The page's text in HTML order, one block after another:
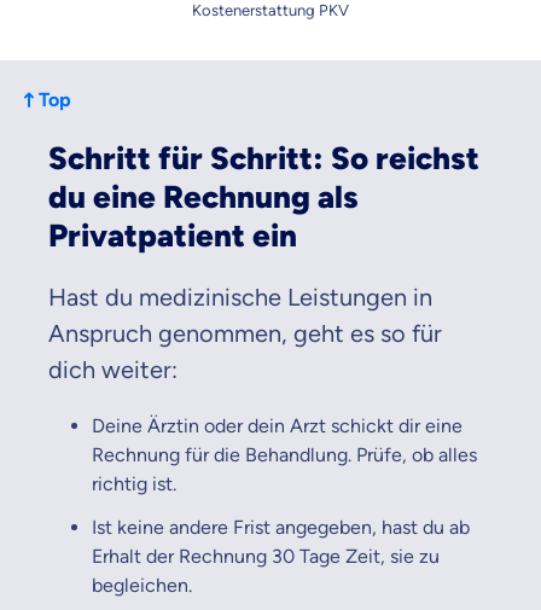
Kostenerstattung PKV
Top
Schritt für Schritt: So reichst
du eine Rechnung als
Privatpatient ein
Hast du medizinische Leistungen in
Anspruch genommen, geht es so für
dich weiter:
Deine Ärztin oder dein Arzt schickt dir eine
Rechnung für die Behandlung. Prüfe, ob alles
richtig ist.
Ist keine andere Frist angegeben, hast du ab
Erhalt der Rechnung 30 Tage Zeit, sie zu
begleichen.